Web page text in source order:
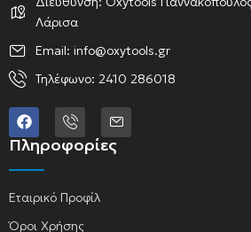
Λάρισα
Email: info@oxytools.gr
Τηλέφωνο: 2410 286018
Πληροφορίες
Εταιρικό Προφίλ
Όροι Χρήσης